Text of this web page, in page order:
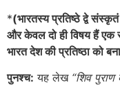
*(भारतस्य प्रतिष्ठे द्वे
और केवल दो ही विषय हैं
भारत देश की प्रतिष्ठा को
पुनश्च: यह लेख “शिव